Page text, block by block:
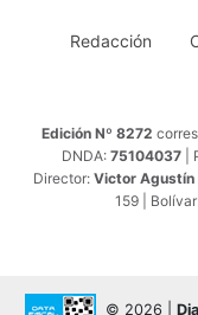
Redacción
Edición Nº 8272
DNDA: 75104037
Director: Victor Agustín
159 |
© 2026 |